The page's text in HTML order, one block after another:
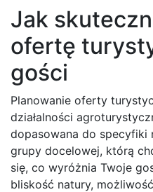
Jak
ofertę
gości
Planowanie oferty
działalności
dopasowana do specyfiki
grupy docelowej, którą
się, co wyróżnia Twoje
bliskość natury,